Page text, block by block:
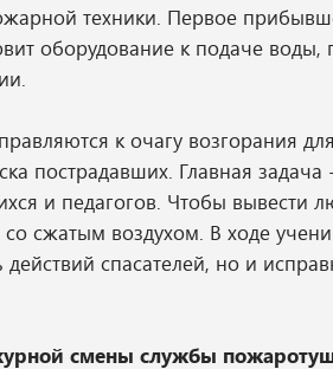
техники. Первое
оборудование к подаче воды,
к очагу возгорания
пострадавших. Главная задача
и педагогов. Чтобы вывести
сжатым воздухом. В ходе
спасателей, но и
смены службы